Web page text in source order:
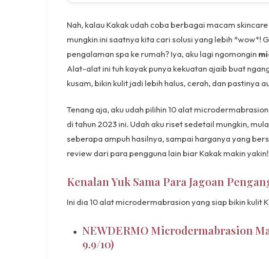
Nah, kalau Kakak udah coba berbagai macam
mungkin ini saatnya kita cari solusi yang lebih *wow*!
pengalaman spa ke rumah? Iya, aku lagi ngomongin
Alat-alat ini tuh kayak punya kekuatan ajaib buat
kusam, bikin kulit jadi lebih halus, cerah, dan pastinya
Tenang aja, aku udah pilihin 10 alat
di tahun 2023 ini. Udah aku riset sedetail mungkin,
seberapa ampuh hasilnya, sampai harganya yang
review dari para pengguna lain biar Kakak makin yakin!
Kenalan Yuk Sama Para Jagoan
Ini dia 10 alat microdermabrasion yang siap bikin kulit
NEWDERMO Microdermabrasion
9.9/10)